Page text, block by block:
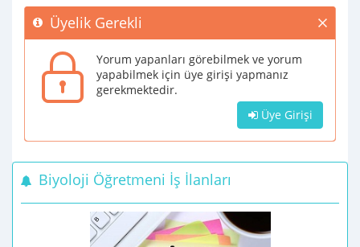
Üyelik Gerekli
Yorum yapanları görebilmek ve yorum
yapabilmek için üye girişi yapmanız
gerekmektedir.
Üye Girişi
Biyoloji Öğretmeni İş İlanları